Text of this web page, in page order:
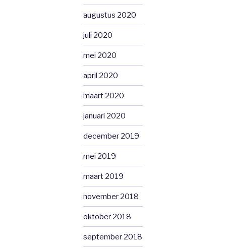
augustus 2020
juli 2020
mei 2020
april 2020
maart 2020
januari 2020
december 2019
mei 2019
maart 2019
november 2018
oktober 2018
september 2018